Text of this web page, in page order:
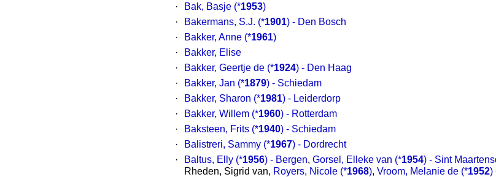
·
Bak, Basje (*1953)
·
Bakermans, S.J. (*1901) - Den Bosch
·
Bakker, Anne (*1961)
·
Bakker, Elise
·
Bakker, Geertje de (*1924) - Den Haag
·
Bakker, Jan (*1879) - Schiedam
·
Bakker, Sharon (*1981) - Leiderdorp
·
Bakker, Willem (*1960) - Rotterdam
·
Baksteen, Frits (*1940) - Schiedam
·
Balistreri, Sammy (*1967) - Dordrecht
·
Baltus, Elly (*1956) - Bergen, Gorsel, Elleke van (*1954) - Sint
Rheden, Sigrid van, Royers, Nicole (*1968), Vroom, Melanie de (*1952)